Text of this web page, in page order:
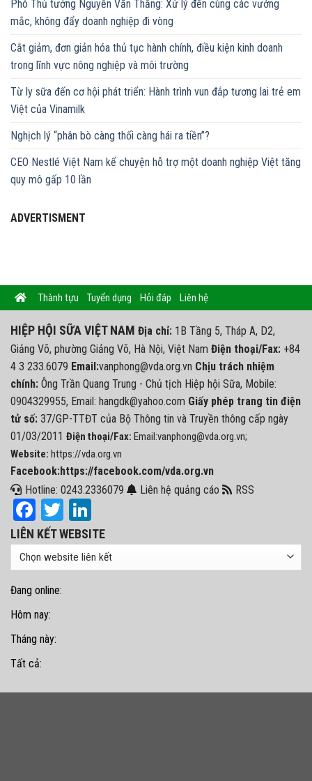
Phó Thủ tướng Nguyễn Văn Thắng: Xử lý đến cùng các vướng
mắc, không đẩy doanh nghiệp đi vòng
Cắt giảm, đơn giản hóa thủ tục hành chính, điều kiện kinh doanh
trong lĩnh vực nông nghiệp và môi trường
Từ ly sữa đến cơ hội phát triển: Hành trình vun đắp tương lai trẻ em
Việt của Vinamilk
Nghịch lý “phân bò càng thối càng hái ra tiền”?
CEO Nestlé Việt Nam kể chuyện hỗ trợ một doanh nghiệp Việt tăng
quy mô gấp 10 lần
ADVERTISMENT
Thành tựu Tuyển dụng Hỏi đáp Liên hệ
HIỆP HỘI SỮA VIỆT NAM Địa chỉ: 1B Tầng 5, Tháp A, D2,
Giảng Võ, phường Giảng Võ, Hà Nội, Việt Nam Điện thoại/Fax: +84
4 3 233.6079 Email:vanphong@vda.org.vn Chịu trách nhiệm
chính: Ông Trần Quang Trung - Chủ tịch Hiệp hội Sữa, Mobile:
0904329955, Email: hangdk@yahoo.com Giấy phép trang tin điện
tử số: 37/GP-TTĐT của Bộ Thông tin và Truyền thông cấp ngày
01/03/2011 Điện thoại/Fax: Email:vanphong@vda.org.vn;
Website: https://vda.org.vn
Facebook:https://facebook.com/vda.org.vn
Hotline: 0243.2336079
Liên hệ quảng cáo RSS
Facebook
Twitter
LIÊN KẾT WEBSITE
Đang online:
Hôm nay:
Tháng này:
Tất cả: